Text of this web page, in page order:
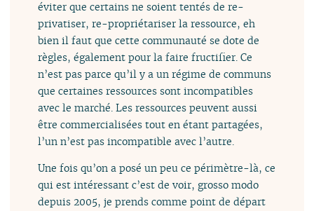
éviter que certains ne soient tentés de re-
privatiser, re-propriétariser la ressource, eh
bien il faut que cette communauté se dote de
règles, également pour la faire fructifier. Ce
n’est pas parce qu’il y a un régime de communs
que certaines ressources sont incompatibles
avec le marché. Les ressources peuvent aussi
être commercialisées tout en étant partagées,
l’un n’est pas incompatible avec l’autre.
Une fois qu’on a posé un peu ce périmètre-là, ce
qui est intéressant c’est de voir, grosso modo
depuis 2005, je prends comme point de départ